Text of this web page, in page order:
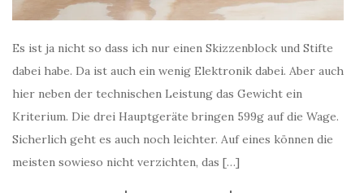
Es ist ja nicht so dass ich nur einen Skizzenblock und Stifte
dabei habe. Da ist auch ein wenig Elektronik dabei. Aber auch
hier neben der technischen Leistung das Gewicht ein
Kriterium. Die drei Hauptgeräte bringen 599g auf die Wage.
Sicherlich geht es auch noch leichter. Auf eines können die
meisten sowieso nicht verzichten, das […]